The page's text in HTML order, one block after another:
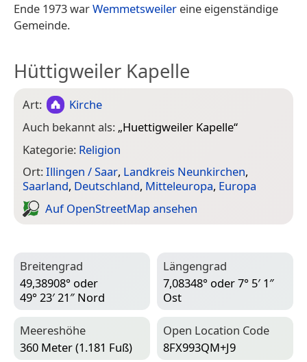
Ende 1973 warWemmetsweiler eine eigenständige
Gemeinde.
Hüttigweiler Kapelle
Art:
Kirche
Auch bekannt als: „Huettigweiler Kapelle“
Kategorie: Religion
Ort:Illingen / Saar, Landkreis Neunkirchen,
Saarland, Deutschland, Mitteleuropa, Europa
Auf Open­Street­Map ansehen
Breitengrad
49,38908° oder
49° 23′ 21″ Nord
Längengrad
7,08348° oder 7° 5′ 1″
Ost
Meereshöhe
360 Meter (1.181 Fuß)
Open Location Code
8FX993QM+J9